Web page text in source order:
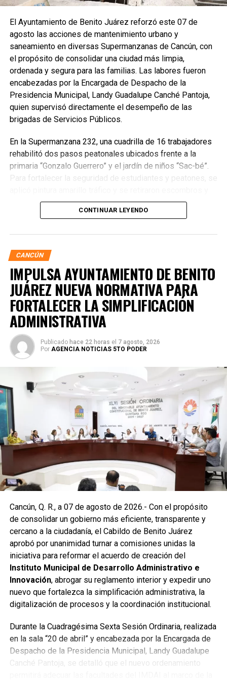
El Ayuntamiento de Benito Juárez reforzó este 07 de
agosto las acciones de mantenimiento urbano y
saneamiento en diversas Supermanzanas de Cancún, con
el propósito de consolidar una ciudad más limpia,
ordenada y segura para las familias. Las labores fueron
encabezadas por la Encargada de Despacho de la
Presidencia Municipal, Landy Guadalupe Canché Pantoja,
quien supervisó directamente el desempeño de las
brigadas de Servicios Públicos.
En la Supermanzana 232, una cuadrilla de 16 trabajadores
rehabilitó dos pasos peatonales ubicados frente a la
primaria “Gonzalo Guerrero” y el jardín de niños “Sac-bé”.
Para fortalecer la seguridad de estudiantes y peatones, se
residuos vegetales acumulados en la zona. Estas
acciones buscan garantizar entornos escolares más
Posteriormente, en la Supermanzana 238, se atendió la
solicitud de vecinos mediante el desazolve de un pozo
pluvial localizado en el cruce de la Calle 53 con Calle 112.
Con apoyo de una máquina perforadora y una unidad
Vactor, se liberó el captador para prevenir
encharcamientos y mejorar el flujo hidráulico, lo que fue
reconocido por la comunidad como una respuesta
oportuna del gobierno municipal.
se reconstruyó la losa de bóveda y se instaló una nueva
rejilla en un pozo dañado por el tránsito de vehículos
pesados. De manera simultánea, se recuperó un espacio
público utilizado como basurero clandestino, del cual se
han retirado aproximadamente 150 toneladas de
escombros, cacharros y desechos vegetales. Se estima
que el saneamiento concluirá en dos días.
Finalmente, las Unidades Verdes de SIRESOL Cancún
convertirse en punto de disposición ilegal de basura. El
Ayuntamiento exhortó a la ciudadanía a reportar estas
prácticas y sumarse al esfuerzo colectivo para mantener
un Cancún limpio y con prosperidad compartida.
CONTINUAR LEYENDO
CANCÚN
IMPULSA AYUNTAMIENTO DE BENITO
JUÁREZ NUEVA NORMATIVA PARA
FORTALECER LA SIMPLIFICACIÓN
ADMINISTRATIVA
Publicado hace 22 horas el 7 agosto, 2026
Por AGENCIA NOTICIAS 5TO PODER
Cancún, Q. R., a 07 de agosto de 2026.- Con el propósito
de consolidar un gobierno más eficiente, transparente y
cercano a la ciudadanía, el Cabildo de Benito Juárez
aprobó por unanimidad turnar a comisiones unidas la
iniciativa para reformar el acuerdo de creación del
Instituto Municipal de Desarrollo Administrativo e
Innovación, abrogar su reglamento interior y expedir uno
nuevo que fortalezca la simplificación administrativa, la
digitalización de procesos y la coordinación institucional.
Durante la Cuadragésima Sexta Sesión Ordinaria, realizada
en la sala “20 de abril” y encabezada por la Encargada de
Despacho de la Presidencia Municipal, Landy Guadalupe
Canché Pantoja, se detalló que el nuevo ordenamiento